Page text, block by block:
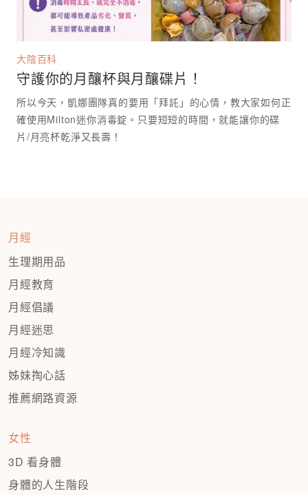
大陰百科
守護你的月釀杯與月釀碟片！
所以今天，凱娜團隊真的要用「拜託」的心情，教大家如何正
確使用Milton迷你消毒錠。只要短短的時間，就能讓你的碟
月經
生理期用品
月經教育
月經倡議
月經迷思
月經冷知識
姊妹掏心話
推薦網路資源
女性
3D 看身體
身體的人生階段